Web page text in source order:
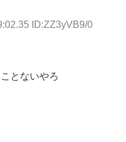
ID:ZZ3yVB9/0
とないやろ